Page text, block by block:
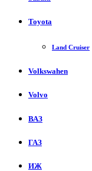
Toyota
Land Cruiser
Volkswahen
Volvo
ВАЗ
ГАЗ
ИЖ